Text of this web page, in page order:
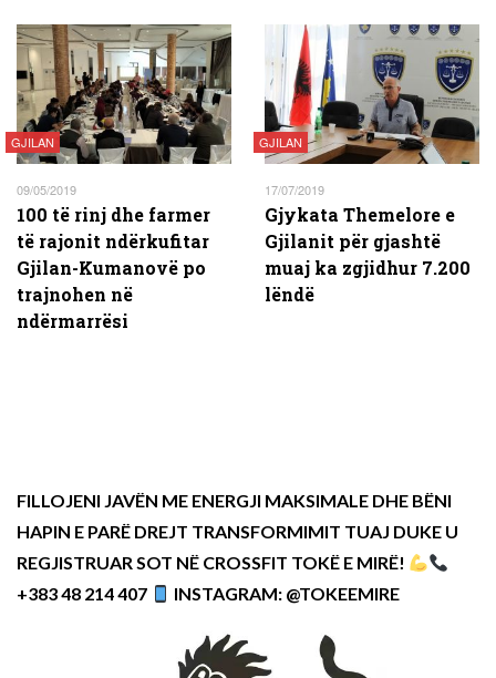
GJILAN
09/05/2019
100 të rinj dhe farmer
të rajonit ndërkufitar
Gjilan-Kumanovë po
trajnohen në
ndërmarrësi
GJILAN
17/07/2019
Gjykata Themelore e
Gjilanit për gjashtë
muaj ka zgjidhur 7.200
lëndë
FILLOJENI JAVËN ME ENERGJI MAKSIMALE DHE BËNI
HAPIN E PARË DREJT TRANSFORMIMIT TUAJ DUKE U
REGJISTRUAR SOT NË CROSSFIT TOKË E MIRË!
+383 48 214 407
INSTAGRAM: @TOKEEMIRE